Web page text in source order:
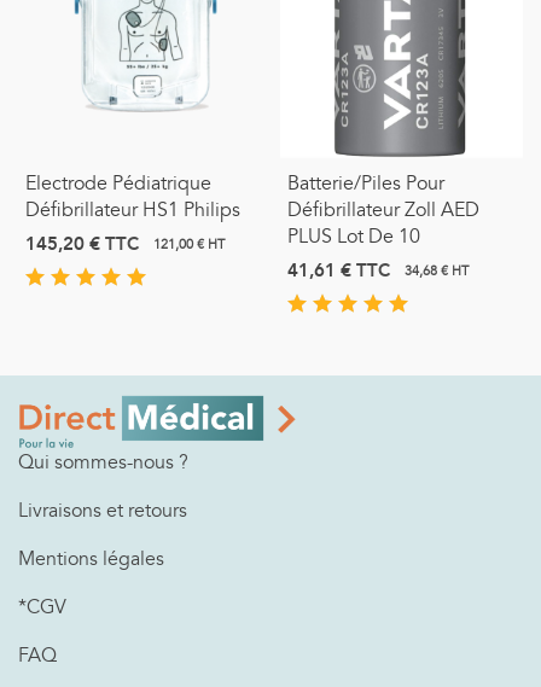
Electrode Pédiatrique
Défibrillateur HS1 Philips
145,20 €TTC 121,00 € HT
Batterie/Piles Pour
Défibrillateur Zoll AED
PLUS Lot De 10
41,61 €TTC 34,68 € HT
Qui sommes-nous ?
Livraisons et retours
Mentions légales
*CGV
FAQ